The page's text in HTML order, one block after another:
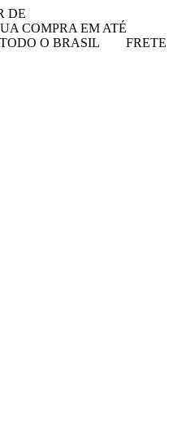
DE
COMPRA EM ATÉ
O BRASIL
FRETE